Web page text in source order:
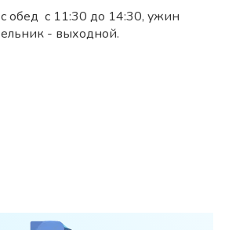
обед с 11:30 до 14:30, ужин
- выходной.